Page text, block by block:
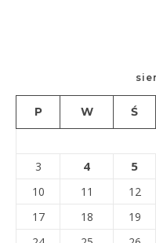
P W Ś
3
4 5
10
11 12
17
18 19